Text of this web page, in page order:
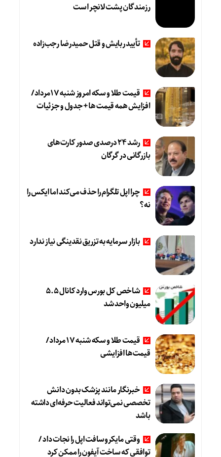
رزمندگان پشت لانچر است
تأیید ربایش و قتل حمیدرضا رجب‌زاده
قیمت طلا و سکه امروز شنبه 17مرداد/
افزایش همه قیمت ها + جدول و جزئیات
رشد ۲۴ درصدی صدور کارت‌های
بازرگانی در گرگان
چرا اپل تلگرام را حذف می‌کند اما ایکس را
نه؟
بازار سرمایه به تزریق نقدینگی نیاز ندارد
شاخص کل بورس وارد کانال 5.5
میلیون واحد شد
قیمت طلا و سکه شنبه 17 مرداد/
قیمت‌ها افزایشی
خبرنگار مانند پزشک بدون دانش
تخصصی نمی‌تواند فعالیت حرفه‌ای داشته
باشد
وقتی مایکروسافت اپل را نجات داد /
توافقی که ساخت آیفون را ممکن کرد